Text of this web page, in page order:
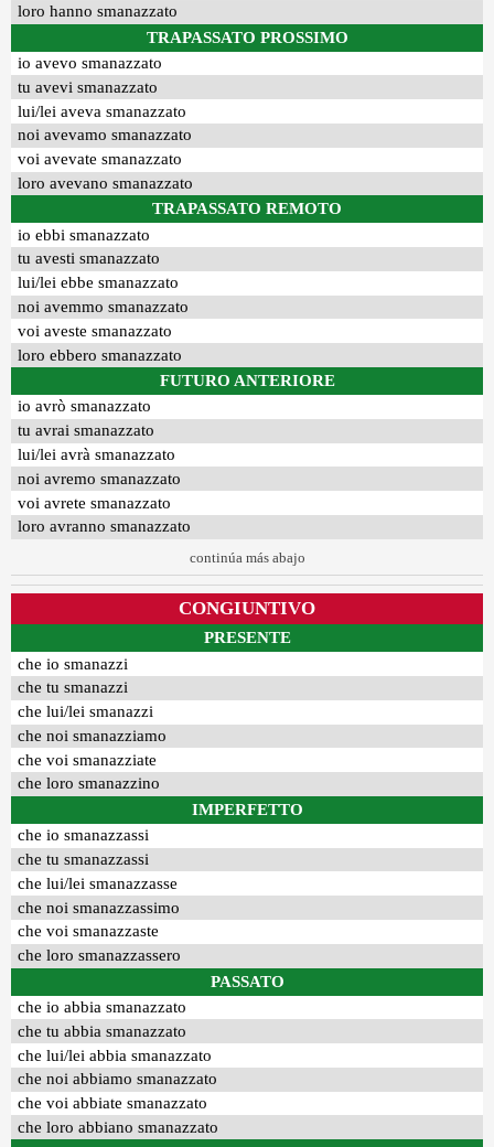
loro hanno smanazzato
TRAPASSATO PROSSIMO
io avevo smanazzato
tu avevi smanazzato
lui/lei aveva smanazzato
noi avevamo smanazzato
voi avevate smanazzato
loro avevano smanazzato
TRAPASSATO REMOTO
io ebbi smanazzato
tu avesti smanazzato
lui/lei ebbe smanazzato
noi avemmo smanazzato
voi aveste smanazzato
loro ebbero smanazzato
FUTURO ANTERIORE
io avrò smanazzato
tu avrai smanazzato
lui/lei avrà smanazzato
noi avremo smanazzato
voi avrete smanazzato
loro avranno smanazzato
continúa más abajo
CONGIUNTIVO
PRESENTE
che io smanazzi
che tu smanazzi
che lui/lei smanazzi
che noi smanazziamo
che voi smanazziate
che loro smanazzino
IMPERFETTO
che io smanazzassi
che tu smanazzassi
che lui/lei smanazzasse
che noi smanazzassimo
che voi smanazzaste
che loro smanazzassero
PASSATO
che io abbia smanazzato
che tu abbia smanazzato
che lui/lei abbia smanazzato
che noi abbiamo smanazzato
che voi abbiate smanazzato
che loro abbiano smanazzato